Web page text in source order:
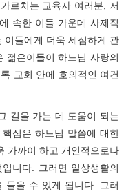
르치는 교육자 여러분, 저
속한 이들 가운데 사제직
이들에게 더욱 세심하게 관
젊은이들이 하느님 사랑의
교회 안에 호의적인 여건
길을 가는 데 도움이 되는
심은 하느님 말씀에 대한
가까이 하고 개인적으로나
니다. 그러면 일상생활의
들을 수 있게 됩니다. 그러